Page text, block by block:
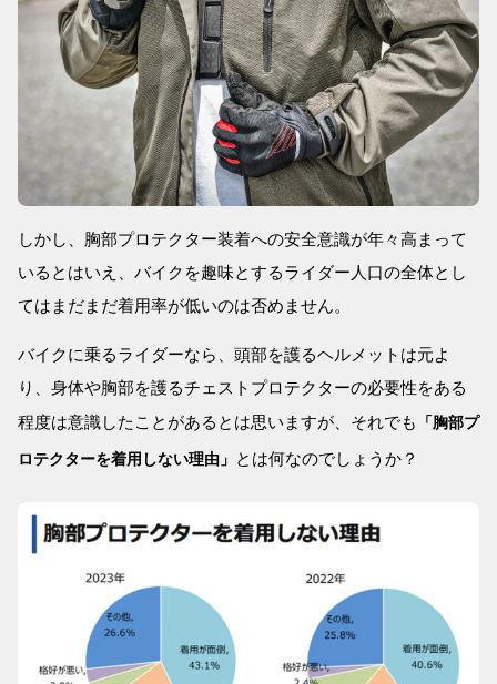
しかし、胸部プロテクター装着への安全意識が年々高まって
いるとはいえ、バイクを趣味とするライダー人口の全体とし
てはまだまだ着用率が低いのは否めません。
バイクに乗るライダーなら、頭部を護るヘルメットは元よ
り、身体や胸部を護るチェストプロテクターの必要性をある
程度は意識したことがあるとは思いますが、それでも
「胸部プ
ロテクターを着用しない理由」 とは何なのでしょうか？